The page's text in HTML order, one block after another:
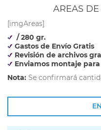
AREAS
[imgAreas]
/ 280 gr.
Gastos de Envío Gratis
Revisión de archivos
Enviamos montaje
Nota: Se confirmará